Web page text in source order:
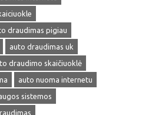
draudimas pigiau
auto draudimas uk
draudimo skaičiuoklė
auto nuoma internetu
sistemos